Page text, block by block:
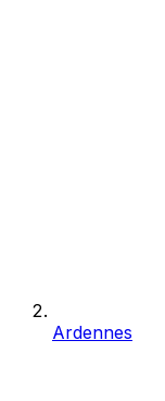
Ardennes